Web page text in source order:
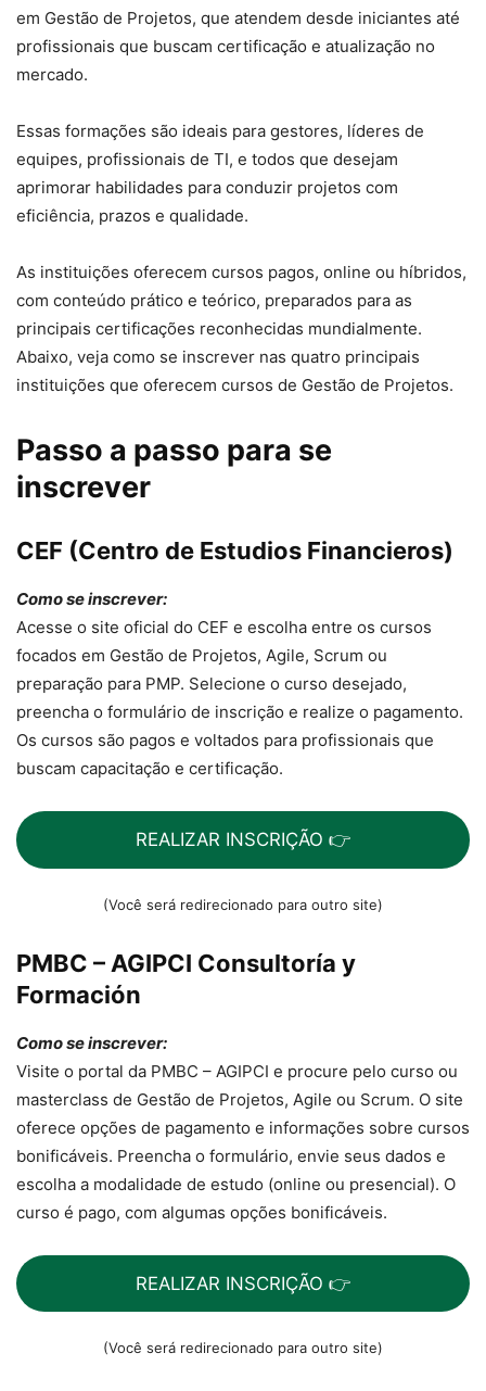
em Gestão de Projetos, que atendem desde iniciantes até
profissionais que buscam certificação e atualização no
mercado.
Essas formações são ideais para gestores, líderes de
equipes, profissionais de TI, e todos que desejam
aprimorar habilidades para conduzir projetos com
eficiência, prazos e qualidade.
As instituições oferecem cursos pagos, online ou híbridos,
com conteúdo prático e teórico, preparados para as
principais certificações reconhecidas mundialmente.
Abaixo, veja como se inscrever nas quatro principais
instituições que oferecem cursos de Gestão de Projetos.
Passo a passo para se
inscrever
CEF (Centro de Estudios Financieros)
Como se inscrever:
Acesse o site oficial do CEF e escolha entre os cursos
focados em Gestão de Projetos, Agile, Scrum ou
preparação para PMP. Selecione o curso desejado,
preencha o formulário de inscrição e realize o pagamento.
Os cursos são pagos e voltados para profissionais que
buscam capacitação e certificação.
REALIZAR INSCRIÇÃO 👉
(Você será redirecionado para outro site)
PMBC – AGIPCI Consultoría y
Formación
Como se inscrever:
Visite o portal da PMBC – AGIPCI e procure pelo curso ou
masterclass de Gestão de Projetos, Agile ou Scrum. O site
oferece opções de pagamento e informações sobre cursos
bonificáveis. Preencha o formulário, envie seus dados e
escolha a modalidade de estudo (online ou presencial). O
curso é pago, com algumas opções bonificáveis.
REALIZAR INSCRIÇÃO 👉
(Você será redirecionado para outro site)